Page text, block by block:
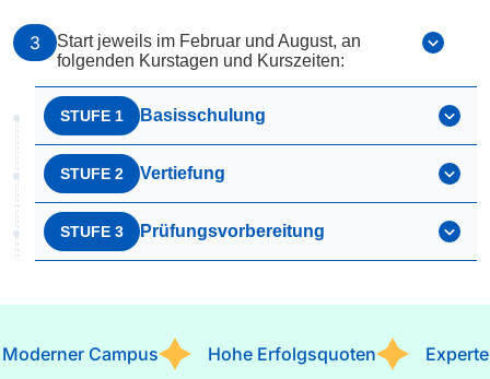
3
Start jeweils im Februar und August, an
folgenden Kurstagen und Kurszeiten:
STUFE 1 Basisschulung
STUFE 2 Vertiefung
STUFE 3 Prüfungsvorbereitung
Campus Hohe Erfolgsquoten